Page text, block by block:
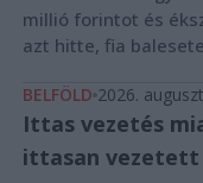
millió forintot és
azt hitte, fia
BELFÖLD 2026.
Ittas vezetés
ittasan vezetett